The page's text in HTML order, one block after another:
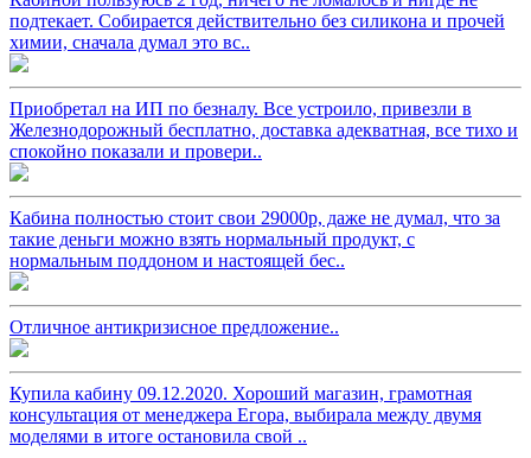
подтекает. Собирается действительно без силикона и прочей
химии, сначала думал это вс..
Приобретал на ИП по безналу. Все устроило, привезли в
Железнодорожный бесплатно, доставка адекватная, все тихо и
спокойно показали и провери..
Кабина полностью стоит свои 29000р, даже не думал, что за
такие деньги можно взять нормальный продукт, с
нормальным поддоном и настоящей бес..
Отличное антикризисное предложение..
Купила кабину 09.12.2020. Хороший магазин, грамотная
консультация от менеджера Егора, выбирала между двумя
моделями в итоге остановила свой ..